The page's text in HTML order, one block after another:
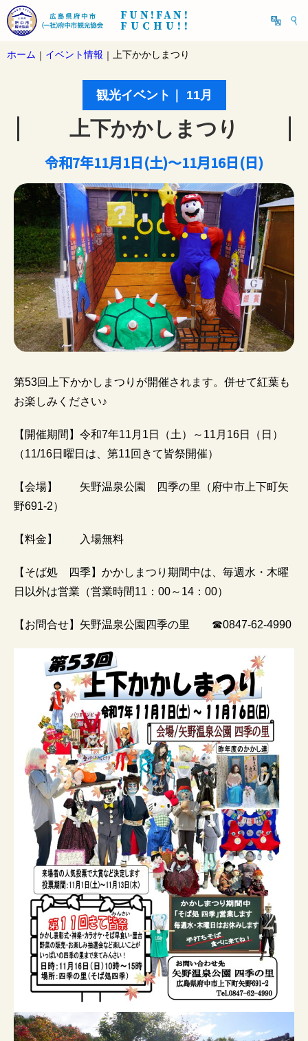
FUN!FAN!
FUCHU!!
ホーム ｜ イベント情報 ｜ 上下かかしまつり
観光イベント｜ 11月
上下かかしまつり
令和7年11月1日(土)～11月16日(日)
第53回上下かかしまつりが開催されます。併せて紅葉も
お楽しみください♪
【開催期間】令和7年11月1日（土）～11月16日（日）
（11/16日曜日は、第11回きて皆祭開催）
【会場】 矢野温泉公園 四季の里（府中市上下町矢
野691-2）
【料金】 入場無料
【そば処 四季】かかしまつり期間中は、毎週水・木曜
日以外は営業（営業時間11：00～14：00）
【お問合せ】矢野温泉公園四季の里 ☎0847-62-4990